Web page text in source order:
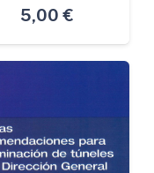
5,00 €